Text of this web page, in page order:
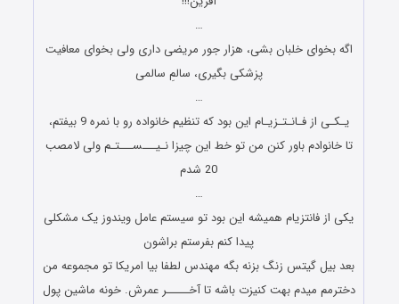
…
اگه بخوای خلبان بشی، هزار جور مریضی داری ولی بخوای معافیت
پزشکی بگیری، سالمِ سالمی
…
یـکـی از فـانـتـزیـام این بود که تنظیم خانواده رو با نمره 9 بیفتم،
تا خانوادم باور کنن من تو خط این چیزا نـیـــســـتـم ولی لامصب
20 شدم
…
یکی از فانتزیام همیشه این بود تو سیستم عامل ویندوز یک مشکلی
پیدا کنم بفرستم براشون
بعد بیل گیتس زنگ بزنه بگه مهندس لطفا بیا امریکا تو مجموعه من
دخترمم میدم بهت کنیزت باشه تا آخـــــر عمرش. خونه ماشین پول